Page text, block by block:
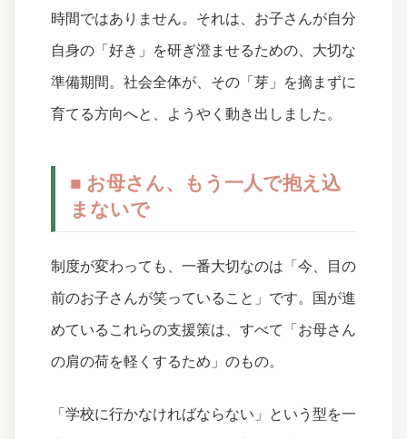
時間ではありません。それは、お子さんが自分
自身の「好き」を研ぎ澄ませるための、大切な
準備期間。社会全体が、その「芽」を摘まずに
育てる方向へと、ようやく動き出しました。
■ お母さん、もう一人で抱え込
まないで
制度が変わっても、一番大切なのは「今、目の
前のお子さんが笑っていること」です。国が進
めているこれらの支援策は、すべて「お母さん
の肩の荷を軽くするため」のもの。
「学校に行かなければならない」という型を一